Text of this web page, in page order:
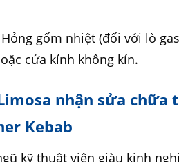
gốm nhiệt (đối với lò
cửa kính không kín.
nhận sửa chữa
Kebab
kỹ thuật viên giàu kinh